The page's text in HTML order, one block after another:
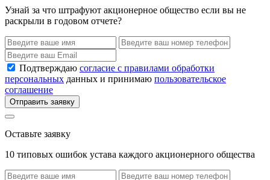
Узнай за что штрафуют акционерное общество если вы не
раскрыли в годовом отчете?
Подтверждаю согласие с правилами обработки
персональных данных и принимаю пользовательское
соглашение
Отправить заявку
Оставьте заявку
10 типовых ошибок устава каждого акционерного общества